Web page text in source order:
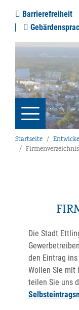
Barrierefreiheit
Startseite
Firmenverzeichnis
Die Stadt
den Eintrag
Wollen Sie mit
teilen Sie uns